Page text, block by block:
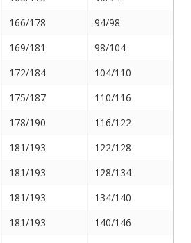
166/178
94/98
169/181
98/104
172/184
104/110
175/187
110/116
178/190
116/122
181/193
122/128
181/193
128/134
181/193
134/140
181/193
140/146